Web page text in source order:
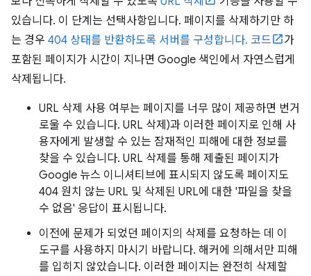
있습니다. 이 단계는 선택사항입니다. 페이지를 삭제하기만 하
는 경우 404 상태를 반환하도록 서버를 구성합니다. 코드
가
포함된 페이지가 시간이 지나면 Google 색인에서 자연스럽게
삭제됩니다.
URL 삭제 사용 여부는 페이지를 너무 많이 제공하면 번거
로울 수 있습니다. URL 삭제)과 이러한 페이지로 인해 사
용자에게 발생할 수 있는 잠재적인 피해에 대한 정보를
찾을 수 있습니다. URL 삭제를 통해 제출된 페이지가
Google 뉴스 이니셔티브에 표시되지 않도록 페이지도
404 원치 않는 URL 및 삭제된 URL에 대한 '파일을 찾을
수 없음' 응답이 표시됩니다.
이전에 문제가 되었던 페이지의 삭제를 요청하는 데 이
도구를 사용하지 마시기 바랍니다. 해커에 의해서만 피해
를 입히지 않았습니다. 이러한 페이지는 완전히 삭제할